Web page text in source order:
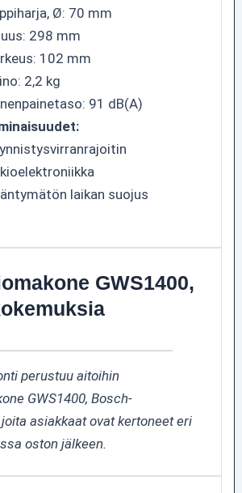
Ø: 70 mm
298 mm
102 mm
2,2 kg
91 dB(A)
laikan suojus
GWS1400,
perustuu aitoihin
GWS1400, Bosch-
asiakkaat ovat kertoneet eri
oston jälkeen.